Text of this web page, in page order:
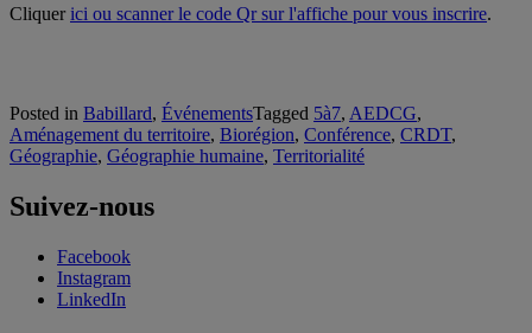
Cliquer ici ou scanner le code Qr sur l'affiche pour vous inscrire.
Posted in Babillard, ÉvénementsTagged 5à7, AEDCG,
Aménagement du territoire, Biorégion, Conférence, CRDT,
Géographie, Géographie humaine, Territorialité
Suivez-nous
Facebook
Instagram
LinkedIn